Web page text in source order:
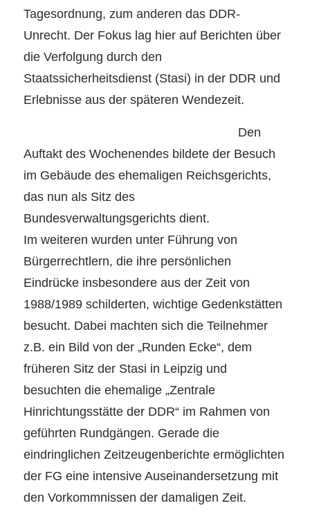
Tagesordnung, zum anderen das DDR-
Unrecht. Der Fokus lag hier auf Berichten über
die Verfolgung durch den
Staatssicherheitsdienst (Stasi) in der DDR und
Erlebnisse aus der späteren Wendezeit.
Den
Auftakt des Wochenendes bildete der Besuch
im Gebäude des ehemaligen Reichsgerichts,
das nun als Sitz des
Bundesverwaltungsgerichts dient.
Im weiteren wurden unter Führung von
Bürgerrechtlern, die ihre persönlichen
Eindrücke insbesondere aus der Zeit von
1988/1989 schilderten, wichtige Gedenkstätten
besucht. Dabei machten sich die Teilnehmer
z.B. ein Bild von der „Runden Ecke“, dem
früheren Sitz der Stasi in Leipzig und
besuchten die ehemalige „Zentrale
Hinrichtungsstätte der DDR“ im Rahmen von
geführten Rundgängen. Gerade die
eindringlichen Zeitzeugenberichte ermöglichten
der FG eine intensive Auseinandersetzung mit
den Vorkommnissen der damaligen Zeit.